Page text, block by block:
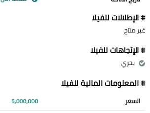
# الإطلالات للفيلا
غير متاح
# الإتجاهات للفيلا
بحري
# المعلومات المالية للفيلا
السعر 5,000,000